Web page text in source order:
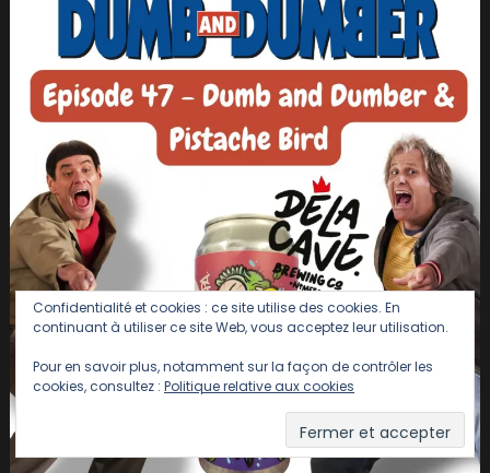
Confidentialité et cookies : ce site utilise des cookies. En
continuant à utiliser ce site Web, vous acceptez leur utilisation.
Pour en savoir plus, notamment sur la façon de contrôler les
cookies, consultez : Politique relative aux cookies